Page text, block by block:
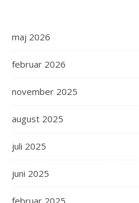
maj 2026
februar 2026
november 2025
august 2025
juli 2025
juni 2025
februar 2025